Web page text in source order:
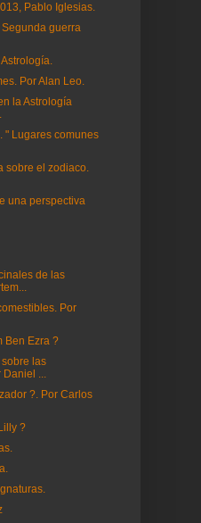
Pablo Iglesias.
guerra
Por Alan Leo.
la Astrología
" Lugares comunes
sobre el zodiaco.
una perspectiva
de las
Por
Ben Ezra ?
las
Daniel ...
?. Por Carlos
?